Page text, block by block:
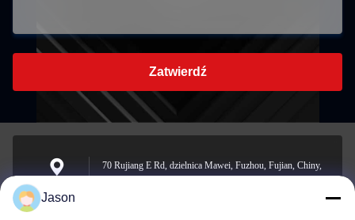
Zatwierdź
70 Rujiang E Rd, dzielnica Mawei, Fuzhou, Fujian, Chiny,
Jason